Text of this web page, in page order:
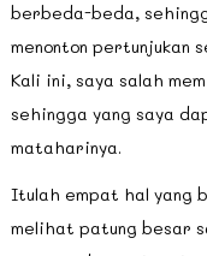
berbeda-beda,
menonton pertunjukan
Kali ini, saya salah
sehingga yang saya
mataharinya.
Itulah empat hal yang
melihat patung besar